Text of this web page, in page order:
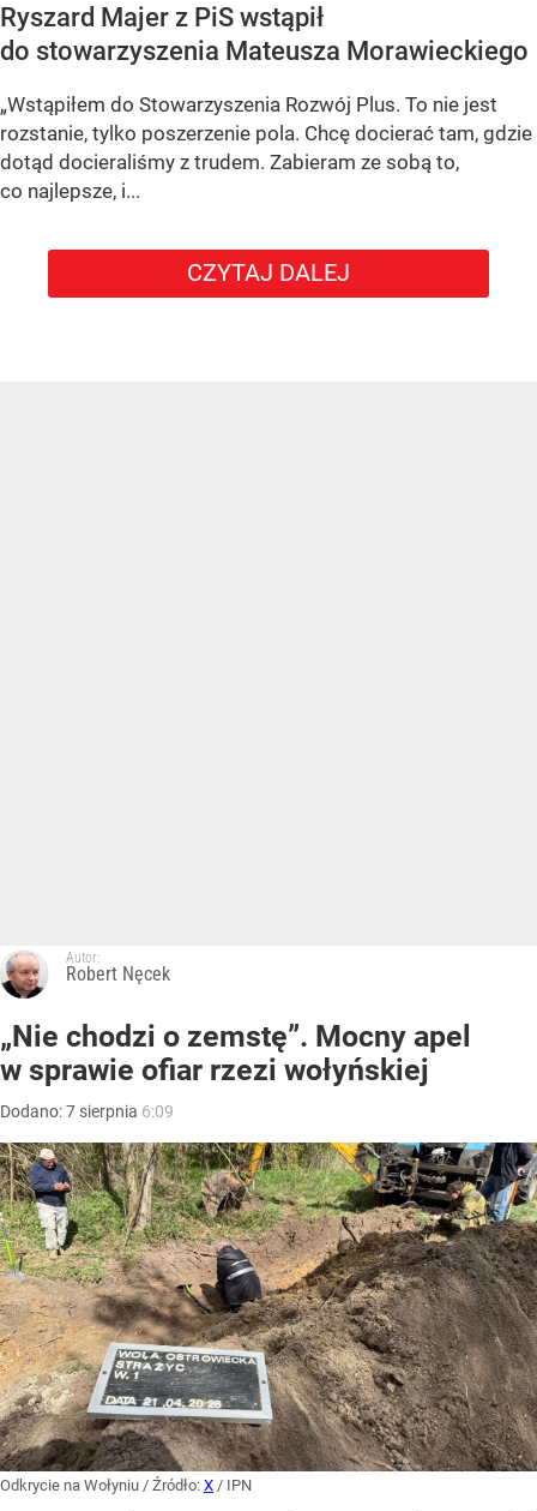
Ryszard Majer z PiS wstąpił
do stowarzyszenia Mateusza Morawieckiego
„Wstąpiłem do Stowarzyszenia Rozwój Plus. To nie jest
rozstanie, tylko poszerzenie pola. Chcę docierać tam, gdzie
dotąd docieraliśmy z trudem. Zabieram ze sobą to,
co najlepsze, i...
CZYTAJ DALEJ
Autor:
Robert Nęcek
„Nie chodzi o zemstę”. Mocny apel
w sprawie ofiar rzezi wołyńskiej
Dodano:7 sierpnia 6:09
Odkrycie na Wołyniu / Źródło: X / IPN